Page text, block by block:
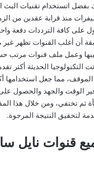
اتستخدام تقنيات البث
منذ قرابة عقدين من
على كافة الترددات دفعة
أن أغلب القنوات تظهر غير
وعمل ملف قنوات مرتب
التكنولوجيا الحديثة أكثر
الموقف، مما جعل استخدامها
الوقت والجهد والحصول على
ثم تختفي، ومن خلال هذا
لتحقيق النتيجة المرجوة.
قنوات نايل